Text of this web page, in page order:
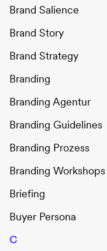
Brand Salience
Brand Story
Brand Strategy
Branding
Branding Agentur
Branding Guidelines
Branding Prozess
Branding Workshops
Briefing
Buyer Persona
C